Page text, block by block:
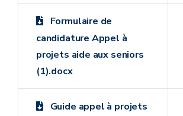
Formulaire de
candidature Appel à
projets aide aux seniors
(1).docx
Guide appel à projets